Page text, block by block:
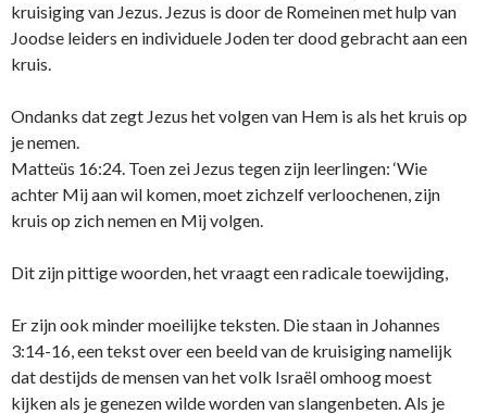
kruisiging van Jezus. Jezus is door de Romeinen met hulp van
Joodse leiders en individuele Joden ter dood gebracht aan een
kruis.
Ondanks dat zegt Jezus het volgen van Hem is als het kruis op
je nemen.
Matteüs 16:24. Toen zei Jezus tegen zijn leerlingen: ‘Wie
achter Mij aan wil komen, moet zichzelf verloochenen, zijn
kruis op zich nemen en Mij volgen.
Dit zijn pittige woorden, het vraagt een radicale toewijding,
Er zijn ook minder moeilijke teksten. Die staan in Johannes
3:14-16, een tekst over een beeld van de kruisiging namelijk
dat destijds de mensen van het volk Israël omhoog moest
kijken als je genezen wilde worden van slangenbeten. Als je